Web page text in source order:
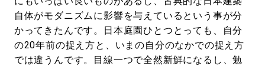
自体がモダニズムに影響を与えているという事が分
かってきたんです。日本庭園ひとつとっても、自分
の20年前の捉え方と、いまの自分のなかでの捉え方
では違うんです。目線一つで全然新鮮になるし、勉